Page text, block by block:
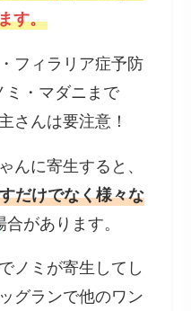
す。
フィラリア症予防
ミ・マダニまで
さんは要注意！
んに寄生すると、
だけでなく様々な
合があります。
ノミが寄生してし
グランで他のワン